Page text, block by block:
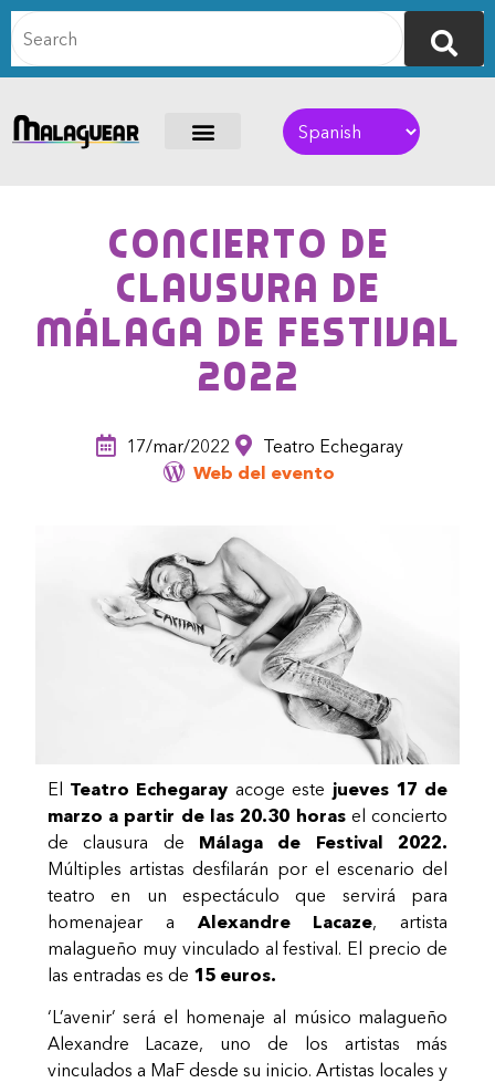
Concierto de
clausura de
Málaga de Festival
2022
17/mar/2022
Teatro Echegaray
Web del evento
El Teatro Echegaray acoge este jueves 17 de
marzo a partir de las 20.30 horasel concierto
de clausura de Málaga de Festival 2022.
Múltiples artistas desfilarán por el escenario del
teatro en un espectáculo que servirá para
homenajear a Alexandre Lacaze, artista
malagueño muy vinculado al festival. El precio de
las entradas es de 15 euros.
‘L’avenir’ será el homenaje al músico malagueño
Alexandre Lacaze, uno de los artistas más
vinculados a MaF desde su inicio. Artistas locales y